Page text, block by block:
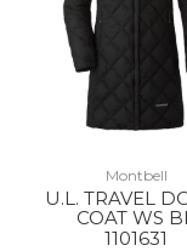
Montbell
U.L. TRAVEL
COAT WS
1101631